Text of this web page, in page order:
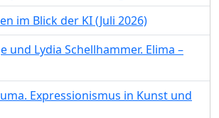
im Blick der KI (Juli 2026)
und Lydia Schellhammer. Elima –
Expressionismus in Kunst und